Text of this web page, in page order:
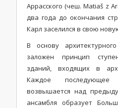
Аррасского (чеш. Matiaš z
два года до окончания
Карл заселился в свою
В основу
заложен принцип
зданий, входящих в
Каждое последующее
возвышается над
ансамбля образует